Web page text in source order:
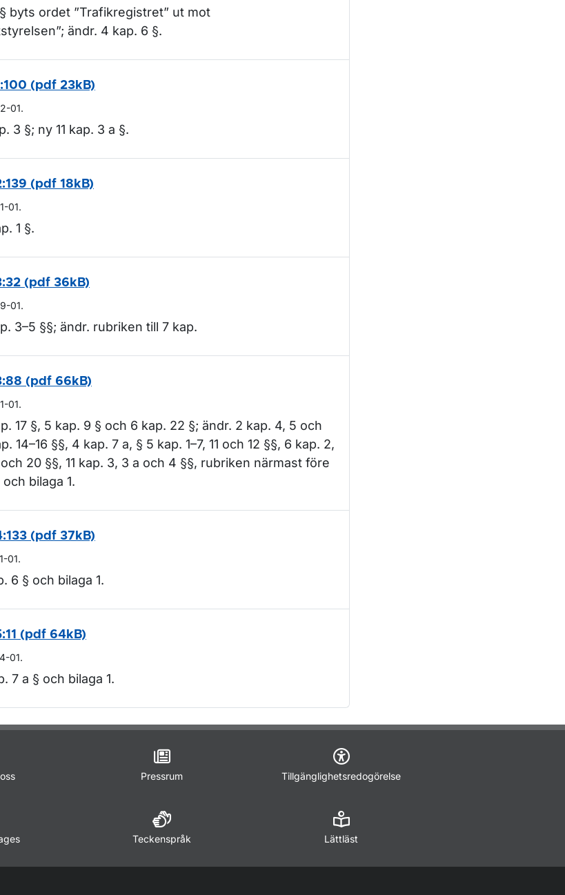
regler
byts ordet ”Trafikregistret” ut mot
ändr. 4 kap. 6 §.
(pdf 23kB)
01.
3 §; ny 11 kap. 3 a §.
(pdf 18kB)
01.
1 §.
(pdf 36kB)
01.
3–5 §§; ändr. rubriken till 7 kap.
(pdf 66kB)
01.
17 §, 5 kap. 9 § och 6 kap. 22 §; ändr. 2 kap. 4, 5 och
14–16 §§, 4 kap. 7 a, § 5 kap. 1–7, 11 och 12 §§, 6 kap. 2,
och 20 §§, 11 kap. 3, 3 a och 4 §§, rubriken närmast före
bilaga 1.
(pdf 37kB)
01.
6 § och bilaga 1.
(pdf 64kB)
01.
7 a § och bilaga 1.
Pressrum Tillgänglighetsredogörelse
Teckenspråk Lättläst